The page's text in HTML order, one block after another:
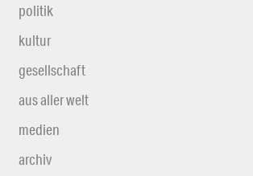
politik
kultur
gesellschaft
aus aller welt
medien
archiv